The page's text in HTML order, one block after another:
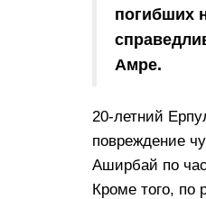
погибших
Амре.
20-летний
повреждение
Аширбай по
Кроме того, по